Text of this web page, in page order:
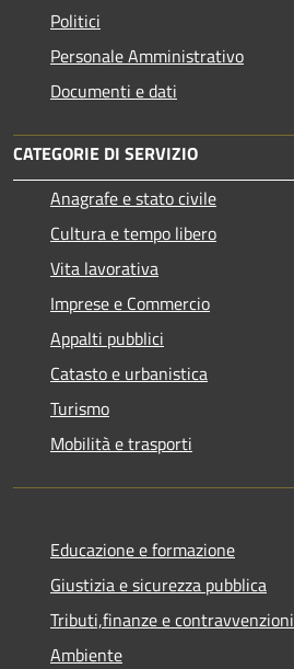
Politici
Personale Amministrativo
Documenti e dati
CATEGORIE DI SERVIZIO
Anagrafe e stato civile
Cultura e tempo libero
Vita lavorativa
Imprese e Commercio
Appalti pubblici
Catasto e urbanistica
Turismo
Mobilità e trasporti
Educazione e formazione
Giustizia e sicurezza pubblica
Tributi,finanze e contravvenzioni
Ambiente